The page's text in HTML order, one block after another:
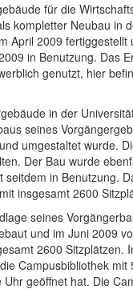
für die
kompletter Neubau in
April 2009 fertiggestellt
in Benutzung. Das
genutzt, hier
in der
seines
umgestaltet wurde.
Der Bau wurde
seitdem in Benutzung.
insgesamt 2600
seines
und im Juni 2009
2600 Sitzplätzen.
Campusbibliothek mit
geöffnet hat. Die